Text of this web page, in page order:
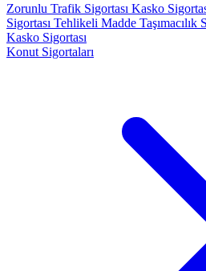
Zorunlu Trafik Sigortası Kasko
Sigortası Tehlikeli Madde Taşımacılık
Kasko Sigortası
Konut Sigortaları